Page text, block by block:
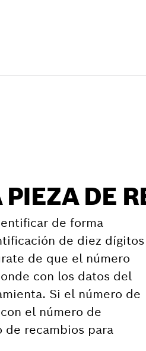
PIEZA DE
de forma
de diez dígitos
de que el número
con los datos del
Si el número de
el número de
recambios para